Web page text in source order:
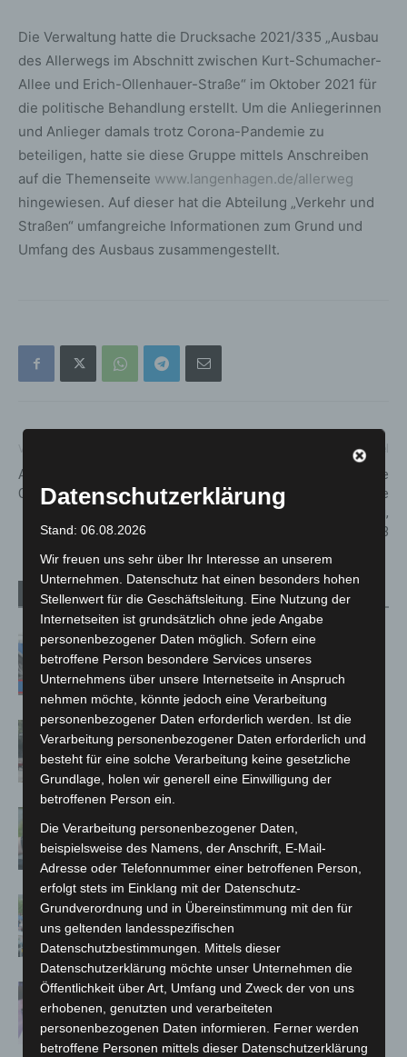
Die Verwaltung hatte die Drucksache 2021/335 „Ausbau
des Allerwegs im Abschnitt zwischen Kurt-Schumacher-
Allee und Erich-Ollenhauer-Straße“ im Oktober 2021 für
die politische Behandlung erstellt. Um die Anliegerinnen
und Anlieger damals trotz Corona-Pandemie zu
beteiligen, hatte sie diese Gruppe mittels Anschreiben
auf die Themenseite www.langenhagen.de/allerweg
hingewiesen. Auf dieser hat die Abteilung „Verkehr und
Straßen“ umfangreiche Informationen zum Grund und
Umfang des Ausbaus zusammengestellt.
Advents-Café bei win e.V. im
Quartierstreff Wiesenau
Nächster Artikel
Tarifwechsel im GVH: Neue
Produkte und moderate
Preisanpassung ab Sonntag,
01. Januar 2023
Verwandte Artikel Mehr vom Autor
Mann läuft mit Hockeyschläger über
A7 – Polizei sucht Zeugen
Gasleitung bei McDonald’s-Umbau in
Langenhagen beschädigt
Promille aus dem Verkehr gezogen
Blaulichtmeile Langenhagen 2026:
Polizei, Feuerwehr und Rettung
hautnah erleben
Polizei Langenhagen testet Aufnahme
von Anzeigen per Videochat
Datenschutzerklärung
Stand: 06.08.2026
Wir freuen uns sehr über Ihr Interesse an unserem
Unternehmen. Datenschutz hat einen besonders hohen
Stellenwert für die Geschäftsleitung. Eine Nutzung der
Internetseiten ist grundsätzlich ohne jede Angabe
personenbezogener Daten möglich. Sofern eine
betroffene Person besondere Services unseres
Unternehmens über unsere Internetseite in Anspruch
nehmen möchte, könnte jedoch eine Verarbeitung
personenbezogener Daten erforderlich werden. Ist die
Verarbeitung personenbezogener Daten erforderlich und
besteht für eine solche Verarbeitung keine gesetzliche
Grundlage, holen wir generell eine Einwilligung der
betroffenen Person ein.
Die Verarbeitung personenbezogener Daten,
beispielsweise des Namens, der Anschrift, E-Mail-
Adresse oder Telefonnummer einer betroffenen Person,
erfolgt stets im Einklang mit der Datenschutz-
Grundverordnung und in Übereinstimmung mit den für
uns geltenden landesspezifischen
Datenschutzbestimmungen. Mittels dieser
Datenschutzerklärung möchte unser Unternehmen die
Öffentlichkeit über Art, Umfang und Zweck der von uns
erhobenen, genutzten und verarbeiteten
personenbezogenen Daten informieren. Ferner werden
betroffene Personen mittels dieser Datenschutzerklärung